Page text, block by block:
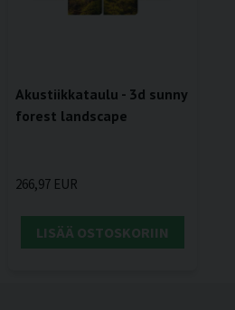
Akustiikkataulu - 3d sunny
forest landscape
266,97 EUR
LISÄÄ OSTOSKORIIN